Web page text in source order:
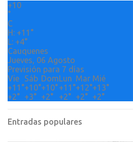
i
s
+10
°
C
H: +11°
L: +4°
Cauquenes
Jueves, 06 Agosto
Previsión para 7 días
Vie
Sáb DomLun Mar Mié
+11°+10°+10°+11°+12°+13°
+2° +3° +2° +2° +2° +2°
Entradas populares